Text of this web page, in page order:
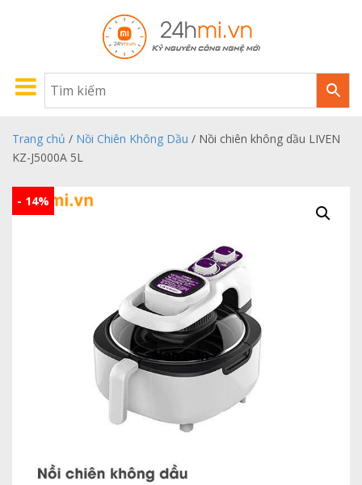
Trang chủ / Nồi Chiên Không Dầu / Nồi chiên không dầu LIVEN
KZ-J5000A 5L
- 14%